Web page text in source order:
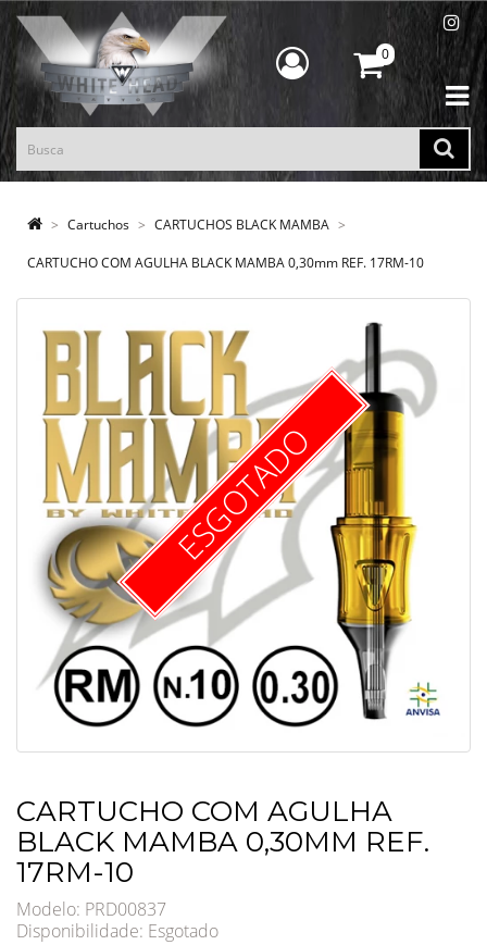
0
Cartuchos CARTUCHOS BLACK MAMBA
CARTUCHO COM AGULHA BLACK MAMBA 0,30mm REF. 17RM-10
ESGOTADO
CARTUCHO COM AGULHA
BLACK MAMBA 0,30MM REF.
17RM-10
Modelo: PRD00837
Disponibilidade: Esgotado